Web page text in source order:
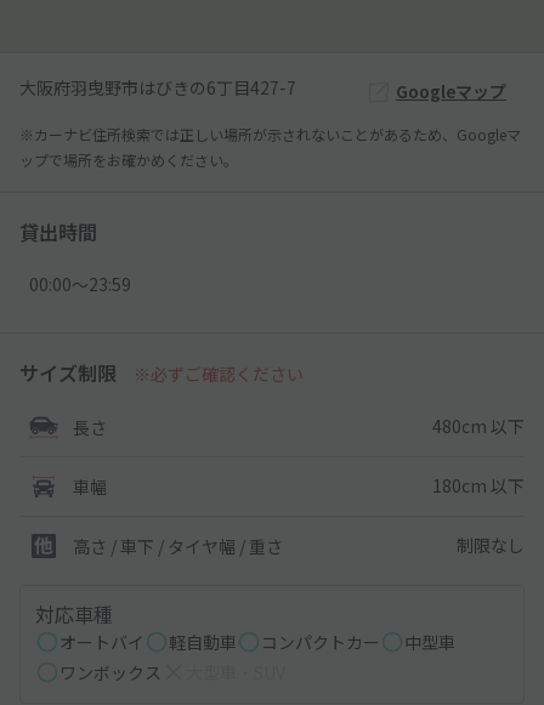
大阪府羽曳野市はびきの6丁目427-7 Googleマップ
※カーナビ住所検索では正しい場所が示されないことがあるため、Googleマ
ップで場所をお確かめください。
貸出時間
00:00〜23:59
サイズ制限 ※必ずご確認ください
長さ 480cm 以下
車幅 180cm 以下
高さ / 車下 / タイヤ幅 / 重さ 制限なし
対応車種
オートバイ 軽自動車 コンパクトカー
中型車
ワンボックス